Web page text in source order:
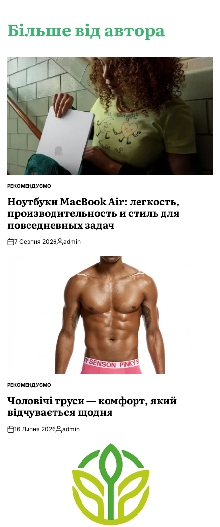
Більше від автора
ОПУБЛІКУВАТИ
РЕКОМЕНДУЄМО
Ноутбуки MacBook Air: легкость,
производительность и стиль для
повседневных задач
7 Серпня 2026Опубліковано
admin
ОПУБЛІКУВАТИ
РЕКОМЕНДУЄМО
Чоловічі труси — комфорт, який
відчувається щодня
16 Липня 2026Опубліковано
admin